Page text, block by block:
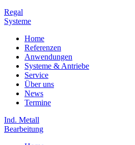
Regal
Systeme
Home
Referenzen
Anwendungen
Systeme & Antriebe
Service
Über uns
News
Termine
Ind. Metall
Bearbeitung